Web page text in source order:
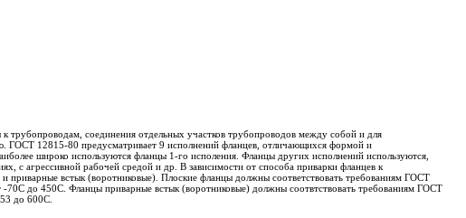
трубопроводам, соединения отдельных участков трубопроводов между собой и для
ГОСТ 12815-80 предусматривает 9 исполнений фланцев, отличающихся формой и
широко используются фланцы 1-го исполения. Фланцы других исполнений используются,
с агрессивной рабочей средой и др. В зависимости от способа приварки фланцев к
приварные встык (воротниковые). Плоские фланцы должны соответствовать требованиям ГОСТ
70С до 450С. Фланцы приварные встык (воротниковые) должны соотвтствовать требованиям ГОСТ
до 600С.